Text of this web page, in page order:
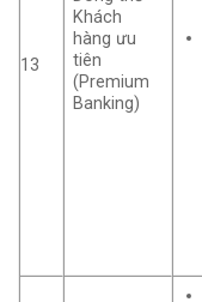
13
Khách
hàng ưu
tiên
(Premium
Banking)